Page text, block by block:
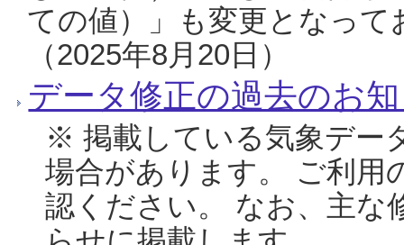
ての値）」も変更となっ
（2025年8月20日）
データ修正の過去のお
※ 掲載している気象デー
場合があります。 ご利用
認ください。 なお、主な